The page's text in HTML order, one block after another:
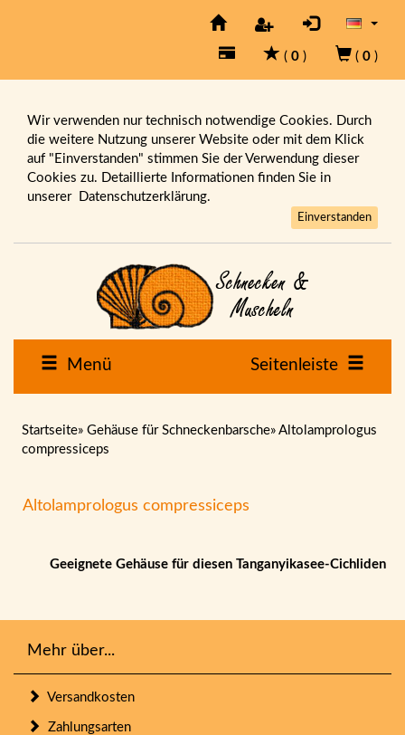
( 0 ) ( 0 )
Wir verwenden nur technisch notwendige Cookies. Durch
die weitere Nutzung unserer Website oder mit dem Klick
auf "Einverstanden" stimmen Sie der Verwendung dieser
Cookies zu. Detaillierte Informationen finden Sie in
unserer Datenschutzerklärung.
Einverstanden
Menü Seitenleiste
Startseite» Gehäuse für Schneckenbarsche» Altolamprologus
compressiceps
Altolamprologus compressiceps
Geeignete Gehäuse für diesen Tanganyikasee-Cichliden
Mehr über...
Versandkosten
Zahlungsarten